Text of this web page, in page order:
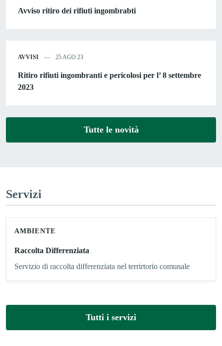
Avviso ritiro dei rifiuti ingombrabti
AVVISI 25 AGO 23
Ritiro rifiuti ingombranti e pericolosi per l’ 8 settembre
2023
Tutte le novità
Servizi
AMBIENTE
Raccolta Differenziata
Servizio di raccolta differenziata nel terrirtorio comunale
Tutti i servizi